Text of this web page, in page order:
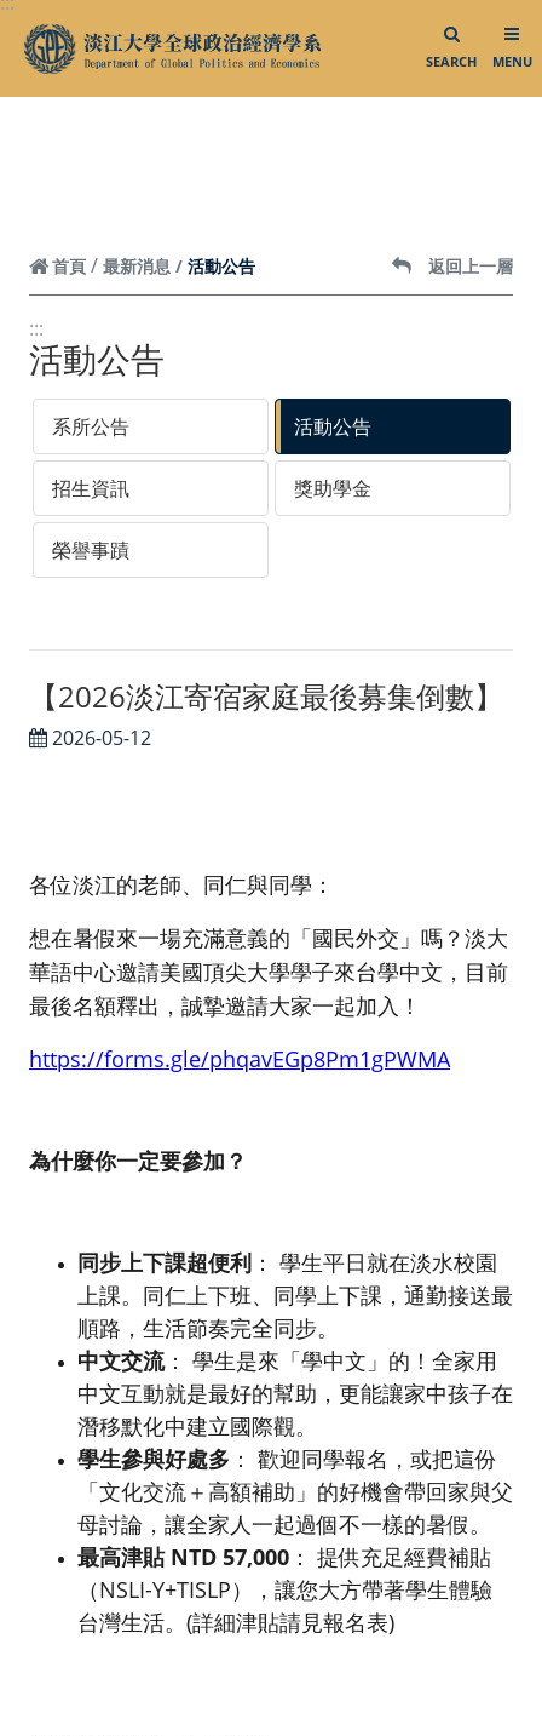
跳到頁面主要內容區
SEARCH MENU
首頁 最新消息 活動公告 返回上一層
:::
活動公告
系所公告 活動公告
招生資訊 獎助學金
榮譽事蹟
​​​​​​​【2026淡江寄宿家庭最後募集倒數】
2026-05-12
各位淡江的老師、同仁與同學：
想在暑假來一場充滿意義的「國民外交」嗎？淡大
華語中心邀請美國頂尖大學學子來台學中文，目前
最後名額釋出，誠摯邀請大家一起加入！
https://forms.gle/phqavEGp8Pm1gPWMA
為什麼你一定要參加？
同步上下課超便利 ： 學生平日就在淡水校園
上課。同仁上下班、同學上下課，通勤接送最
順路，生活節奏完全同步。
中文交流： 學生是來「學中文」的！全家用
中文互動就是最好的幫助，更能讓家中孩子在
潛移默化中建立國際觀。
學生參與好處多 ： 歡迎同學報名，或把這份
「文化交流＋高額補助」的好機會帶回家與父
母討論，讓全家人一起過個不一樣的暑假。
最高津貼 NTD 57,000 ： 提供充足經費補貼
（NSLI-Y+TISLP），讓您大方帶著學生體驗
台灣生活。(詳細津貼請見報名表)